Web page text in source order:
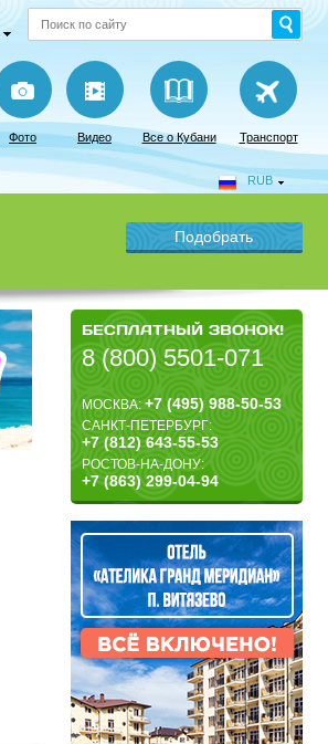
Фото Видео Все о Кубани Транспорт
RUB
БЕСПЛАТНЫЙ ЗВОНОК!
8 (800) 5501-071
МОСКВА:+7 (495) 988-50-53
САНКТ-ПЕТЕРБУРГ:
+7 (812) 643-55-53
РОСТОВ-НА-ДОНУ:
+7 (863) 299-04-94